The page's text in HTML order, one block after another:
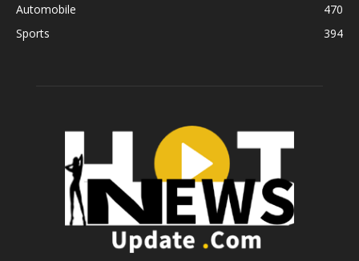
Automobile
470
Sports
394